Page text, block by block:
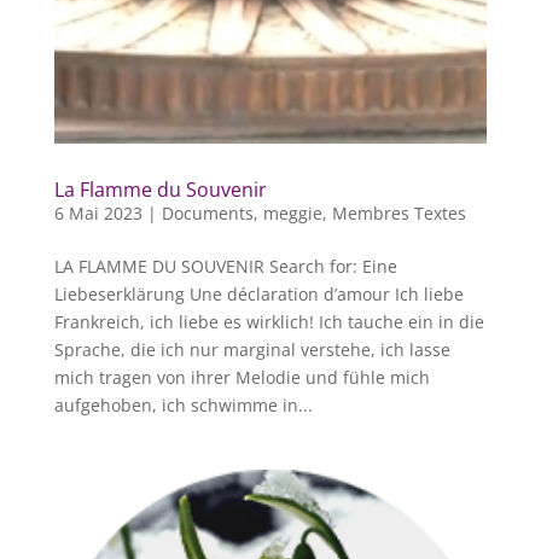
La Flamme du Souvenir
6 Mai 2023 | Documents, meggie, Membres Textes
LA FLAMME DU SOUVENIR Search for: Eine
Liebeserklärung Une déclaration d’amour Ich liebe
Frankreich, ich liebe es wirklich! Ich tauche ein in die
Sprache, die ich nur marginal verstehe, ich lasse
mich tragen von ihrer Melodie und fühle mich
aufgehoben, ich schwimme in...